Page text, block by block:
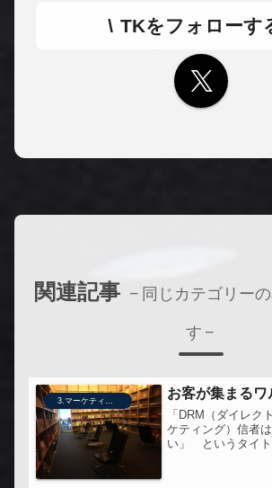
TKをフォローす
関連記事
同じカテゴリー
す
お客が集まるワ
「DRM（ダイレク
ケティング）信者
い」 というタイト